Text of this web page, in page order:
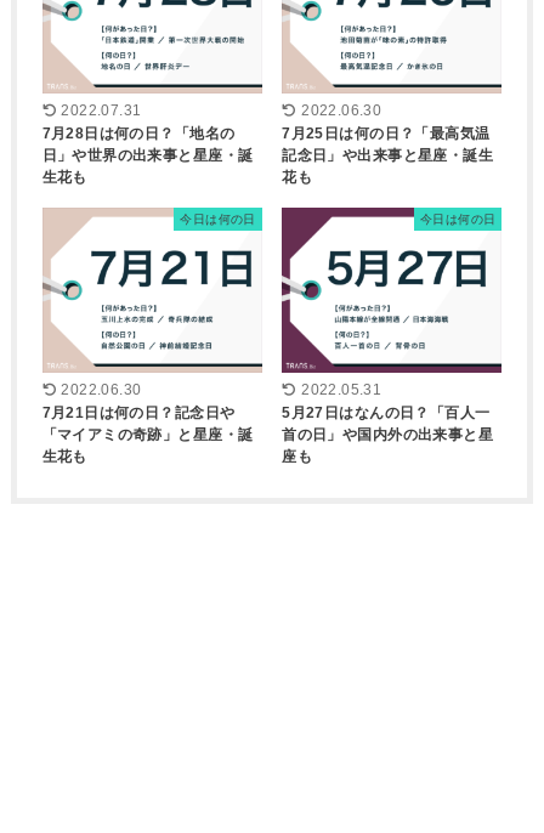
2022.07.31
7月28日は何の日？「地名の
日」や世界の出来事と星座・誕
生花も
2022.06.30
7月25日は何の日？「最高気温
記念日」や出来事と星座・誕生
花も
今日は何の日
2022.06.30
7月21日は何の日？記念日や
「マイアミの奇跡」と星座・誕
生花も
今日は何の日
2022.05.31
5月27日はなんの日？「百人一
首の日」や国内外の出来事と星
座も